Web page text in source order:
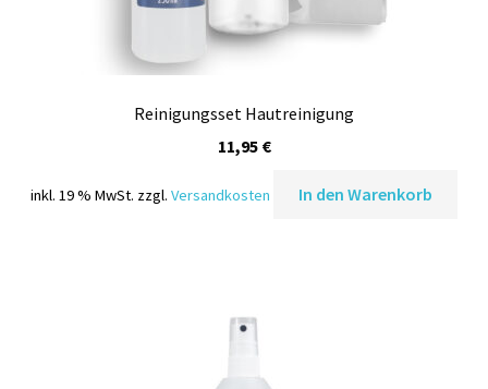
Reinigungsset Hautreinigung
11,95 €
inkl. 19 % MwSt. zzgl.Versandkosten In den Warenkorb